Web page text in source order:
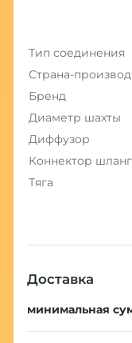
Тип соединения
Страна-
Бренд
Диаметр шахты
Диффузор
Коннектор
Тяга
Доставка
минимальная